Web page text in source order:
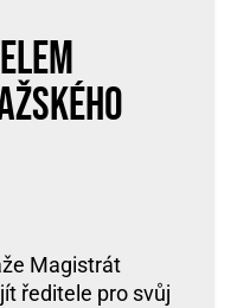
Magistrát
ředitele pro svůj